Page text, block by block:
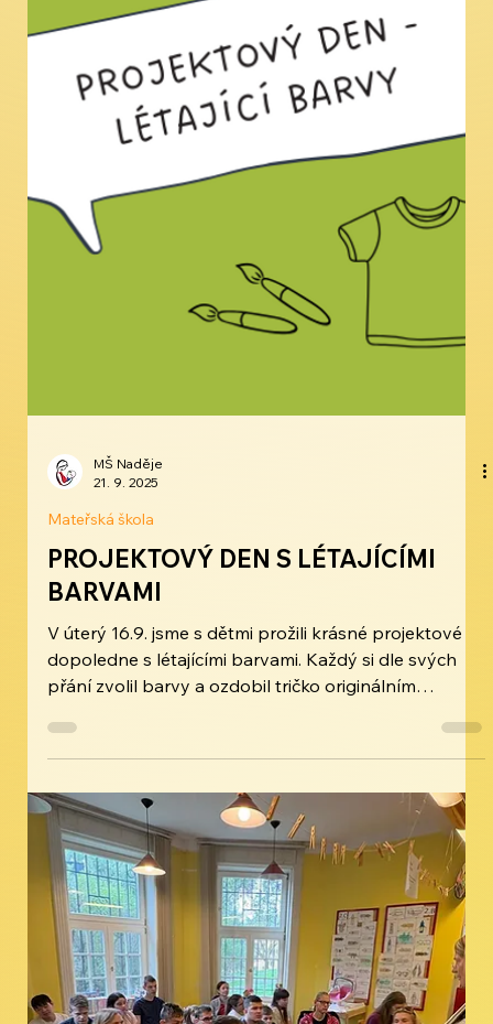
MŠ Naděje
Mateřská škola
PROJEKTOVÝ DEN S LÉTAJÍCÍMI
BARVAMI
V úterý 16.9. jsme s dětmi prožili krásné projektové
dopoledne s létajícími barvami. Každý si dle svých
motivem.